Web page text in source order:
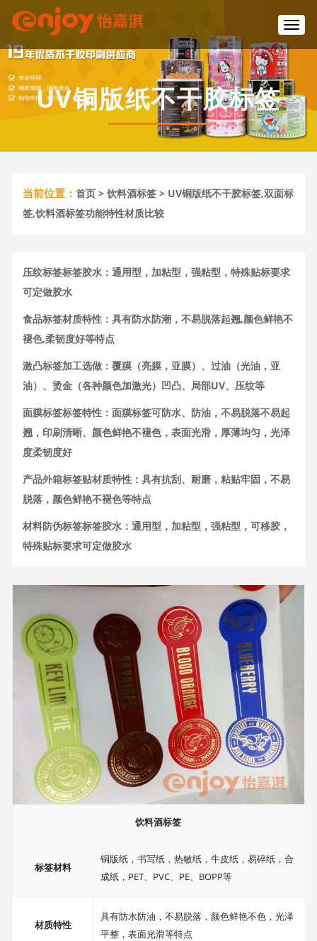
T
o
g
g
l
e
n
a
v
i
t
UV铜版纸不干胶标签
当前位置：首页 >饮料酒标签 > UV铜版纸不干胶标签,双面标
签,饮料酒标签功能特性材质比较
压纹标签标签胶水：通用型，加粘型，强粘型，特殊贴标要求
可定做胶水
食品标签材质特性：具有防水防潮，不易脱落起翘,颜色鲜艳不
褪色,柔韧度好等特点
激凸标签加工选做：覆膜（亮膜，亚膜）、过油（光油，亚
油）、烫金（各种颜色加激光）凹凸、局部UV、压纹等
面膜标签标签特性：面膜标签可防水、防油，不易脱落不易起
翘，印刷清晰、颜色鲜艳不褪色，表面光滑，厚薄均匀，光泽
度柔韧度好
产品外箱标签贴材质特性：具有抗刮、耐磨，粘贴牢固，不易
脱落，颜色鲜艳不褪色等特点
材料防伪标签标签胶水：通用型，加粘型，强粘型，可移胶，
特殊贴标要求可定做胶水
饮料酒标签
标签材料
铜版纸，书写纸，热敏纸，牛皮纸，易碎纸，合
成纸，PET、PVC、PE、BOPP等
材质特性
具有防水防油，不易脱落，颜色鲜艳不色，光泽
平整，表面光滑等特点